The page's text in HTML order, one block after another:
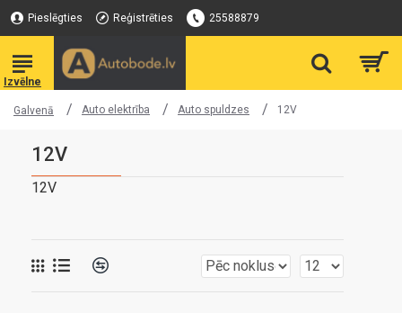
Pieslēgties Reģistrēties 25588879
Galvenā Auto elektrība Auto spuldzes 12V
12V
12V